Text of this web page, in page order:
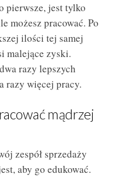
pierwsze, jest tylko
możesz pracować. Po
ilości tej samej
malejące zyski.
razy lepszych
razy więcej pracy.
mądrzej
zespół sprzedaży
aby go edukować.